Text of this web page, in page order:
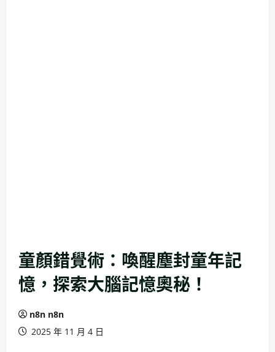
童顏錯覺術：喚醒塵封童年記
憶，探索大腦記憶奧秘！
n8n n8n
2025 年 11 月 4 日